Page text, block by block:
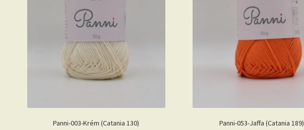
Panni-003-Krém (Catania 130)
Panni-053-Jaffa (Catania 189)